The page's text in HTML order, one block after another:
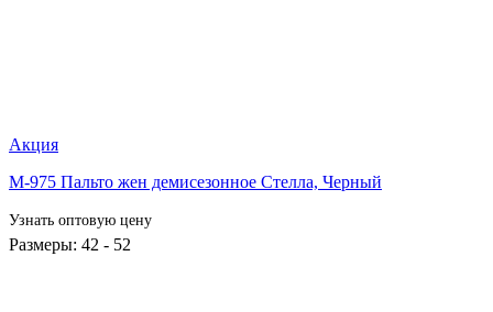
Акция
М-975 Пальто жен демисезонное Стелла, Черный
Узнать оптовую цену
Размеры: 42 - 52